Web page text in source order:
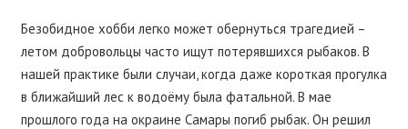
Безобидное хобби легко может обернуться трагедией –
летом добровольцы часто ищут потерявшихся рыбаков. В
нашей практике были случаи, когда даже короткая прогулка
в ближайший лес к водоёму была фатальной. В мае
прошлого года на окраине Самары погиб рыбак. Он решил